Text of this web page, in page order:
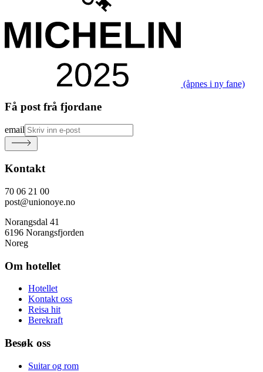
(åpnes i ny fane)
Få post frå fjordane
email
Kontakt
70 06 21 00
post@unionoye.no
Norangsdal 41
6196 Norangsfjorden
Noreg
Om hotellet
Hotellet
Kontakt oss
Reisa hit
Berekraft
Besøk oss
Suitar og rom